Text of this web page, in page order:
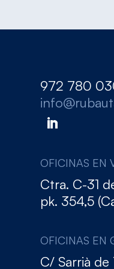
972 780
OFICINAS EN
Ctra. C-31
pk. 354,5
OFICINAS EN
C/ Sarrià